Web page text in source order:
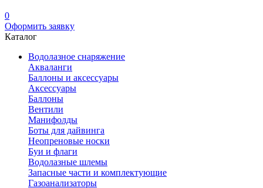
0
Оформить заявку
Каталог
Водолазное снаряжение
Акваланги
Баллоны и аксессуары
Аксессуары
Баллоны
Вентили
Манифолды
Боты для дайвинга
Неопреновые носки
Буи и флаги
Водолазные шлемы
Запасные части и комплектующие
Газоанализаторы